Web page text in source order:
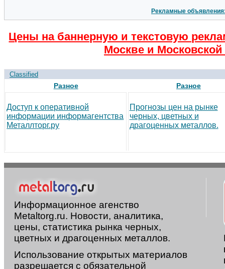
Рекламные
Цены на баннерную и текстовую
Москве и Московской
Classified
Разное
Доступ к оперативной
информации информагентства
Металлторг.ру
Разное
Прогнозы цен на рынке
черных, цветных и
драгоценных металлов.
Информационное агенство
Metaltorg.ru. Новости, аналитика,
цены, статистика рынка черных,
цветных и драгоценных металлов.
Использование открытых материалов
разрешается с обязательной